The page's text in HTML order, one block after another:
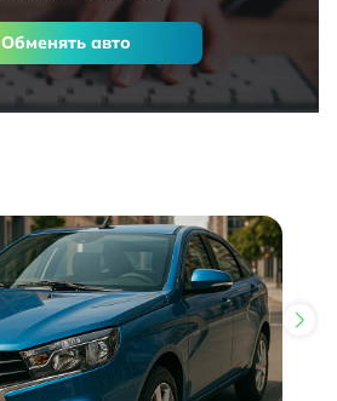
Обменять авто